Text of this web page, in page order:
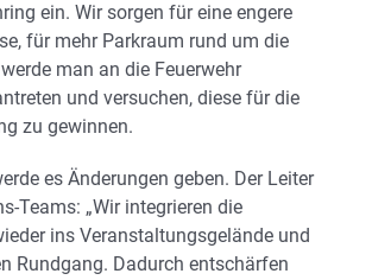
ein. Wir sorgen für eine engere
für mehr Parkraum rund um die
man an die Feuerwehr
und versuchen, diese für die
zu gewinnen.
es Änderungen geben. Der Leiter
Teams: „Wir integrieren die
ins Veranstaltungsgelände und
Rundgang. Dadurch entschärfen